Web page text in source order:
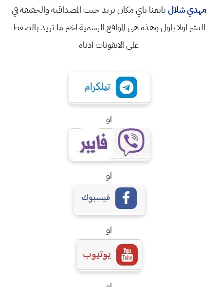
شلالتابعنا باي مكان تريد حيث المصداقية والحقيقة في
اولا باول وهذه هي المواقع الرسمية اختر ما تريد بالضغط
على الايقونات ادناه